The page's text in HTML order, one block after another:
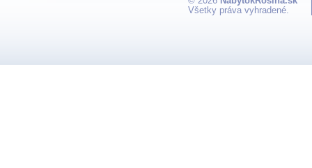
Všetky práva vyhradené.